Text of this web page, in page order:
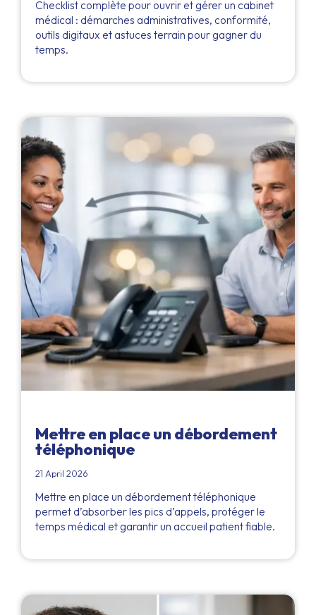
Checklist complète pour ouvrir et gérer un cabinet
médical : démarches administratives, conformité,
outils digitaux et astuces terrain pour gagner du
temps.
Mettre en place un débordement
téléphonique
21 April 2026
Mettre en place un débordement téléphonique
permet d’absorber les pics d’appels, protéger le
temps médical et garantir un accueil patient fiable.